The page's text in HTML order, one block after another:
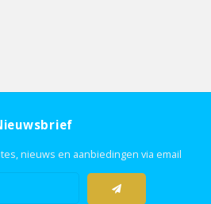
nieuws en aanbiedingen via email